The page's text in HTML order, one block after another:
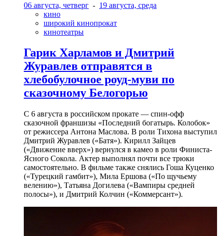
06 августа, четверг - 19 августа, среда
кино
широкий кинопрокат
кинотеатры
Гарик Харламов и Дмитрий
Журавлев отправятся в
хлебобулочное роуд-муви по
сказочному Белогорью
С 6 августа в российском прокате — спин-офф
сказочной франшизы «Последний богатырь. Колобок»
от режиссера Антона Маслова. В роли Тихона выступил
Дмитрий Журавлев («Батя»). Кирилл Зайцев
(«Движение вверх») вернулся в камео в роли Финиста-
Ясного Сокола. Актер выполнял почти все трюки
самостоятельно. В фильме также снялись Гоша Куценко
(«Турецкий гамбит»), Мила Ершова («По щучьему
велению»), Татьяна Догилева («Вампиры средней
полосы»), и Дмитрий Колчин («Коммерсант»).